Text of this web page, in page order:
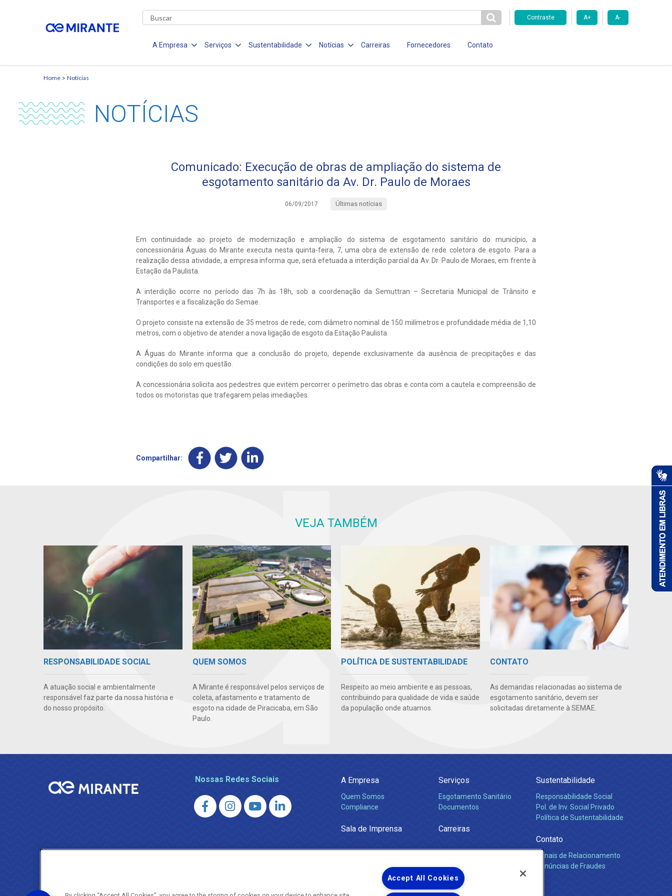
Contraste A+ A-
A Empresa Serviços Sustentabilidade Notícias Carreiras Fornecedores Contato
Home Notícias
NOTÍCIAS
Comunicado: Execução de obras de ampliação do sistema de
esgotamento sanitário da Av. Dr. Paulo de Moraes
06/09/2017 Últimas notícias
Em continuidade ao projeto de modernização e ampliação do sistema de esgotamento sanitário do município, a
concessionária Águas do Mirante executa nesta quinta-feira, 7, uma obra de extensão de rede coletora de esgoto. Para a
realização dessa atividade, a empresa informa que, será efetuada a interdição parcial da Av. Dr. Paulo de Moraes, em frente à
Estação da Paulista.
A interdição ocorre no período das 7h às 18h, sob a coordenação da Semuttran – Secretaria Municipal de Trânsito e
Transportes e a fiscalização do Semae.
O projeto consiste na extensão de 35 metros de rede, com diâmetro nominal de 150 milímetros e profundidade média de 1,10
metros, com o objetivo de atender a nova ligação de esgoto da Estação Paulista.
A Águas do Mirante informa que a conclusão do projeto, depende exclusivamente da ausência de precipitações e das
condições do solo em questão.
A concessionária solicita aos pedestres que evitem percorrer o perímetro das obras e conta com a cautela e compreensão de
todos os motoristas que trafegarem pelas imediações.
Compartilhar:
VEJA TAMBÉM
RESPONSABILIDADE SOCIAL
A atuação social e ambientalmente
responsável faz parte da nossa história e
do nosso propósito.
QUEM SOMOS
A Mirante é responsável pelos serviços de
coleta, afastamento e tratamento de
esgoto na cidade de Piracicaba, em São
Paulo.
POLÍTICA DE SUSTENTABILIDADE
Respeito ao meio ambiente e as pessoas,
contribuindo para qualidade de vida e saúde
da população onde atuamos.
CONTATO
As demandas relacionadas ao sistema de
esgotamento sanitário, devem ser
solicitadas diretamente à SEMAE.
Nossas Redes Sociais A Empresa
Quem Somos
Compliance
Sala de Imprensa
Serviços
Esgotamento Sanitário
Documentos
Carreiras
Sustentabilidade
Responsabilidade Social
Pol. de Inv. Social Privado
Política de Sustentabilidade
Contato
Canais de Relacionamento
Denúncias de Fraudes
Accept All Cookies